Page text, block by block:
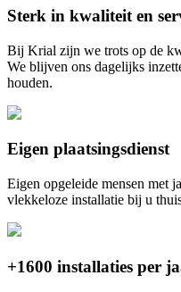
Sterk in kwaliteit en
Bij Krial zijn we trots op de
We blijven ons dagelijks
houden.
Eigen plaatsingsdienst
Eigen opgeleide mensen met
vlekkeloze installatie bij u
+1600 installaties per